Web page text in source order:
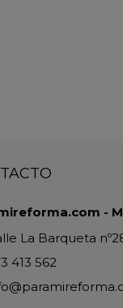
-
La Barqueta
413 562